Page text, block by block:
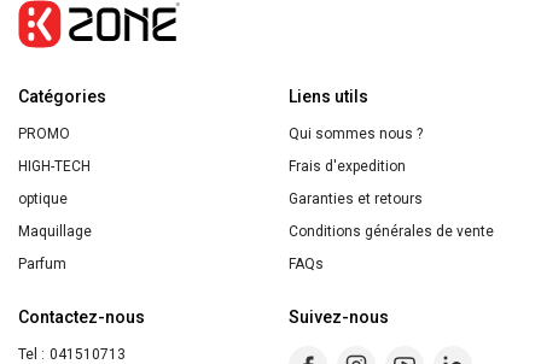
PEEL"
TERNE
"
Catégories
PROMO
HIGH-TECH
optique
Maquillage
Parfum
Liens utils
Qui sommes nous ?
Frais d'expedition
Garanties et retours
Conditions générales de vente
FAQs
Contactez-nous
Tel : 041510713
Suivez-nous